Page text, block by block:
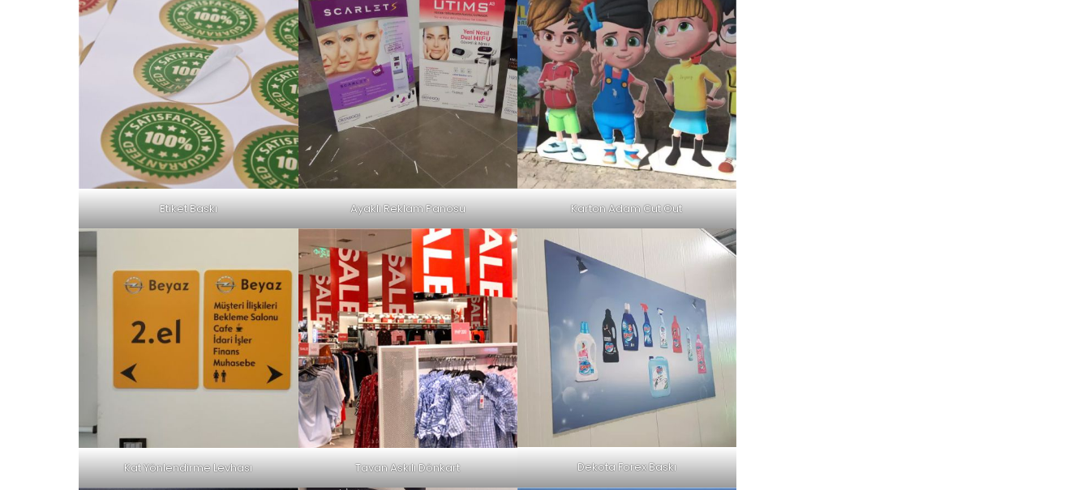
Etiket Baskı Ayaklı Reklam Panosu Karton Adam Cut Out
Kat Yönlendirme Levhası Tavan Askılı Dönkart Dekota Forex Baskı